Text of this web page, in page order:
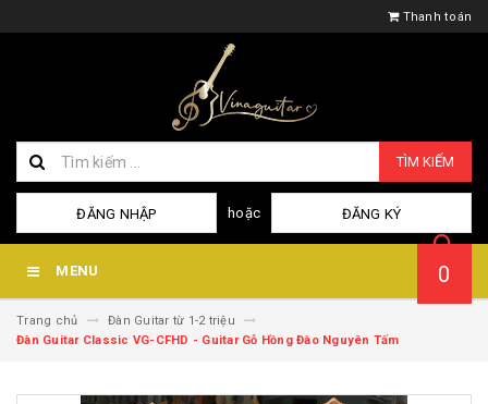
Thanh toán
TÌM KIẾM
ĐĂNG NHẬP hoặc ĐĂNG KÝ
MENU 0
Trang chủ
Đàn Guitar từ 1-2 triệu
Đàn Guitar Classic VG-CFHD - Guitar Gỗ Hồng Đào Nguyên Tấm